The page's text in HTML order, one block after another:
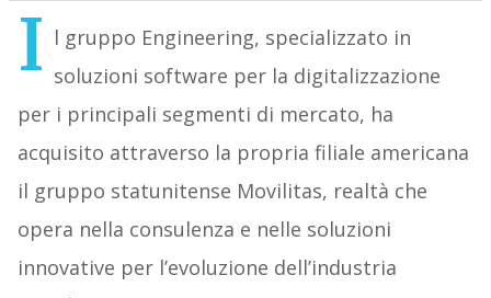
I l gruppo Engineering, specializzato in
soluzioni software per la digitalizzazione
per i principali segmenti di mercato, ha
acquisito attraverso la propria filiale americana
il gruppo statunitense Movilitas, realtà che
opera nella consulenza e nelle soluzioni
innovative per l’evoluzione dell’industria